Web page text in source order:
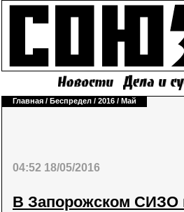
Главная / Беспредел / 2016 / Май
04:52 18/05/2016
В Запорожском СИЗО